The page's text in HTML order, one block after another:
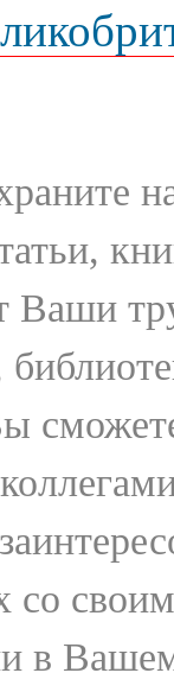
Ваши
со
в